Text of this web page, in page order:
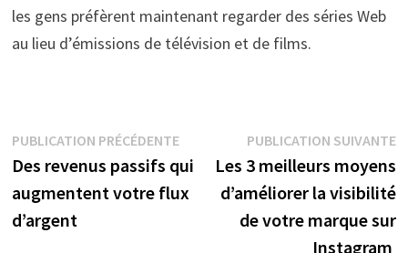
les gens préfèrent maintenant regarder des séries Web
au lieu d’émissions de télévision et de films.
Navigation
de
l’article
PUBLICATION PRÉCÉDENTEPublication
précédente :
Des revenus passifs qui
augmentent votre flux
d’argent
PUBLICATION SUIVANTE
Les 3 meilleurs moyens
d’améliorer la visibilité
de votre marque sur
Instagram